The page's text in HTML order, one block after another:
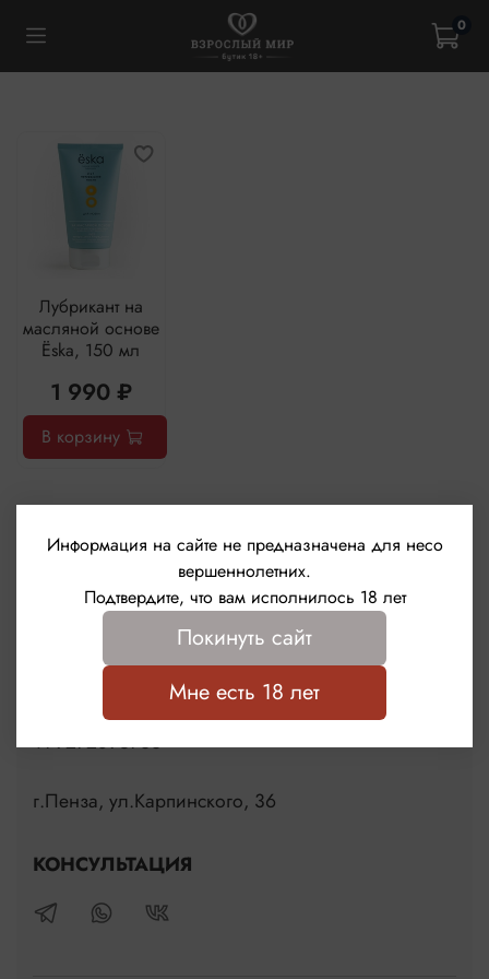
0
Лубрикант на
масляной основе
Ёska, 150 мл
1 990 ₽
В корзину
+79272895766
г.Пенза, ул.Карпинского, 36
КОНСУЛЬТАЦИЯ
Информация на сайте не предназначена для несо
вершеннолетних.
Подтвердите, что вам исполнилось 18 лет
Покинуть сайт
Мне есть 18 лет